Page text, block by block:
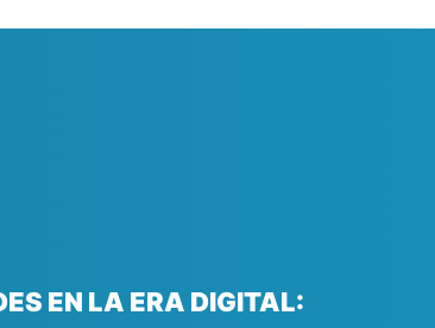
EN LA ERA DIGITAL: